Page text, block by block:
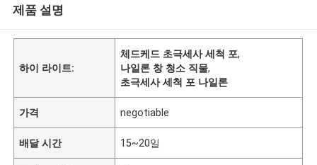
제품 설명
하이 라이트:
체드케드 초극세사 세척 포,
나일론 창 청소 직물,
초극세사 세척 포 나일론
가격 negotiable
배달 시간 15~20일